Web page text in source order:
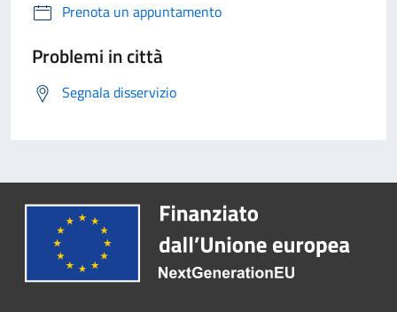
Prenota un appuntamento
Problemi in città
Segnala disservizio